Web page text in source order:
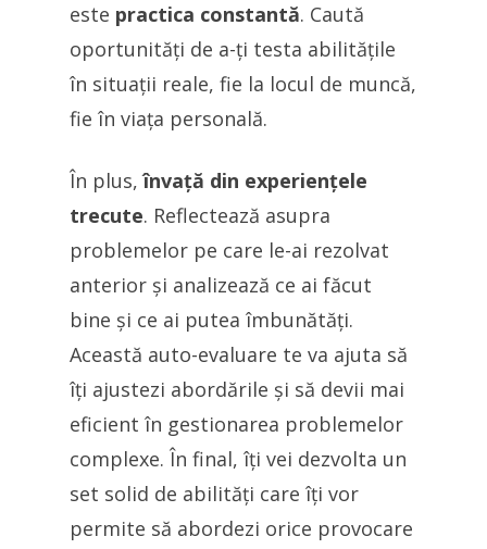
este practica constantă. Caută
oportunități de a-ți testa abilitățile
în situații reale, fie la locul de muncă,
fie în viața personală.
În plus,învață din experiențele
trecute. Reflectează asupra
problemelor pe care le-ai rezolvat
anterior și analizează ce ai făcut
bine și ce ai putea îmbunătăți.
Această auto-evaluare te va ajuta să
îți ajustezi abordările și să devii mai
eficient în gestionarea problemelor
complexe. În final, îți vei dezvolta un
set solid de abilități care îți vor
permite să abordezi orice provocare